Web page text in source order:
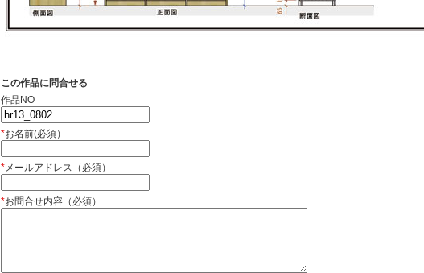
この作品に問合せる
作品NO
*お名前(必須）
*メールアドレス（必須）
*お問合せ内容（必須）